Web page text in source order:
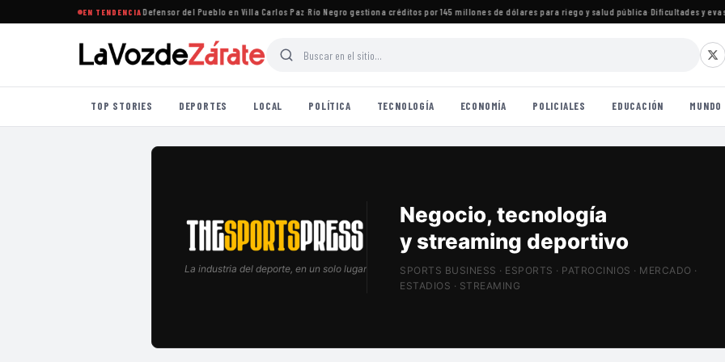
EN TENDENCIA
que la oposición designe al Defensor del Pueblo en Villa Carlos Paz ·Río Negro gestiona créditos por 145 millones de dólares para riego y salud pública·Dificultades y
TOP STORIES DEPORTES LOCAL POLÍTICA TECNOLOGÍA ECONOMÍA POLICIALES EDUCACIÓN MUNDO
La industria del deporte, en un solo lugar
Patrocinios, estadios
y Sports Tech
SPORTS BUSINESS · ESPORTS · PATROCINIOS · MERCADO ·
ESTADIOS · STREAMING